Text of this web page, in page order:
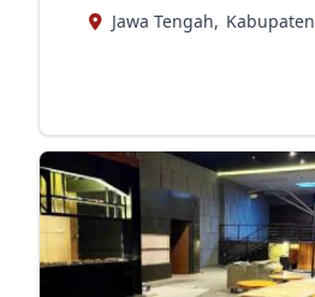
Jawa Tengah,